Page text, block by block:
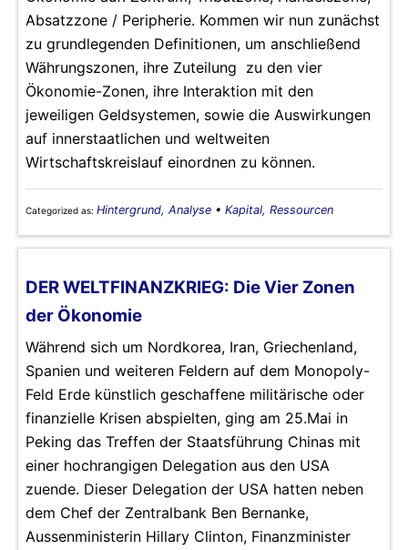
Absatzzone / Peripherie. Kommen wir nun zunächst
zu grundlegenden Definitionen, um anschließend
Währungszonen, ihre Zuteilung zu den vier
Ökonomie-Zonen, ihre Interaktion mit den
jeweiligen Geldsystemen, sowie die Auswirkungen
auf innerstaatlichen und weltweiten
Wirtschaftskreislauf einordnen zu können.
Categorized as: Hintergrund, Analyse • Kapital, Ressourcen
DER WELTFINANZKRIEG: Die Vier Zonen
der Ökonomie
Während sich um Nordkorea, Iran, Griechenland,
Spanien und weiteren Feldern auf dem Monopoly-
Feld Erde künstlich geschaffene militärische oder
finanzielle Krisen abspielten, ging am 25.Mai in
Peking das Treffen der Staatsführung Chinas mit
einer hochrangigen Delegation aus den USA
zuende. Dieser Delegation der USA hatten neben
dem Chef der Zentralbank Ben Bernanke,
Aussenministerin Hillary Clinton, Finanzminister